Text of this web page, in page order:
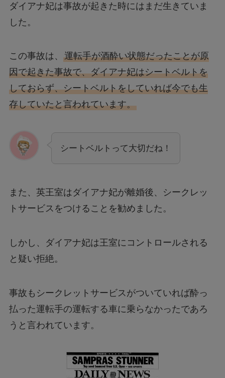
ダイアナ妃は事故が起きた時にはまだ生きていま
した。
この事故は、 運転手が酒酔い状態だったことが原
因で起きた事故で、ダイアナ妃はシートベルトを
しておらず、シートベルトをしていれば今でも生
存していたと言われています。
シートベルトって大切だね！
また、英王室はダイアナ妃が離婚後、シークレッ
トサービスをつけることを勧めました。
しかし、ダイアナ妃は王室にコントロールされる
と疑い拒絶。
事故もシークレットサービスがついていれば酔っ
払った運転手の運転する車に乗らなかったであろ
うと言われています。